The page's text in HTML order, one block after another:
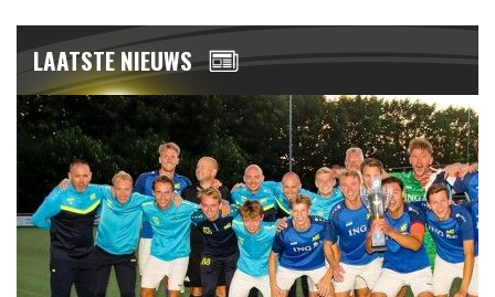
LAATSTE NIEUWS